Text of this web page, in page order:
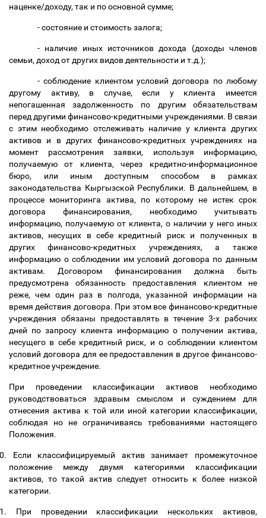
наценке/доходу, так и по основной сумме;
-состояние и стоимость залога;
- наличие иных источников дохода (доходы членов
семьи, доход от других видов деятельности и т.д.);
- соблюдение клиентом условий договора по любому
другому активу, в случае, если у клиента имеется
непогашенная задолженность по другим обязательствам
перед другими финансово-кредитными учреждениями. В связи
с этим необходимо отслеживать наличие у клиента других
активов и в других финансово-кредитных учреждениях на
момент рассмотрения заявки, используя информацию,
получаемую от клиента, через кредитно-информационное
бюро, или иным доступным способом в рамках
законодательства Кыргызской Республики. В дальнейшем, в
процессе мониторинга актива, по которому не истек срок
договора финансирования, необходимо учитывать
информацию, получаемую от клиента, о наличии у него иных
активов, несущих в себе кредитный риск и полученных в
других финансово-кредитных учреждениях, а также
информацию о соблюдении им условий договора по данным
активам. Договором финансирования должна быть
предусмотрена обязанность предоставления клиентом не
реже, чем один раз в полгода, указанной информации на
время действия договора. При этом все финансово-кредитные
учреждения обязаны предоставлять в течение 3-х рабочих
дней по запросу клиента информацию о получении актива,
несущего в себе кредитный риск, и о соблюдении клиентом
условий договора для ее предоставления в другое финансово-
кредитное учреждение.
При проведении классификации активов необходимо
руководствоваться здравым смыслом и суждением для
отнесения актива к той или иной категории классификации,
соблюдая но не ограничиваясь требованиями настоящего
Положения.
Если классифицируемый актив занимает промежуточное
положение между двумя категориями классификации
активов, то такой актив следует относить к более низкой
категории.
При проведении классификации нескольких активов,